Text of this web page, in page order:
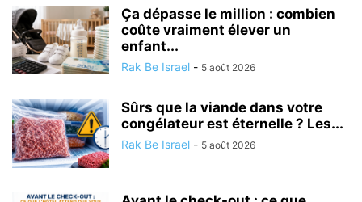
Ça dépasse le million : combien
coûte vraiment élever un
enfant...
Rak Be Israel - 5 août 2026
Sûrs que la viande dans votre
congélateur est éternelle ? Les...
Rak Be Israel - 5 août 2026